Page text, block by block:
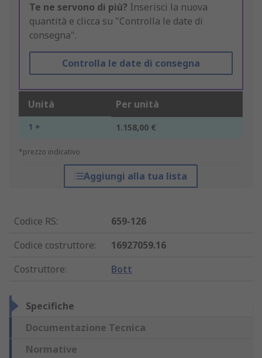
Te ne servono di più? Inserisci la nuova
quantità e clicca su "Controlla le date di
consegna".
Controlla le date di consegna
Unità Per unità
1 + 1.158,00 €
*prezzo indicativo
Aggiungi alla tua lista
Codice RS:
659-126
Codice costruttore:
16927059.16
Costruttore: Bott
Specifiche
Documentazione Tecnica
Normative